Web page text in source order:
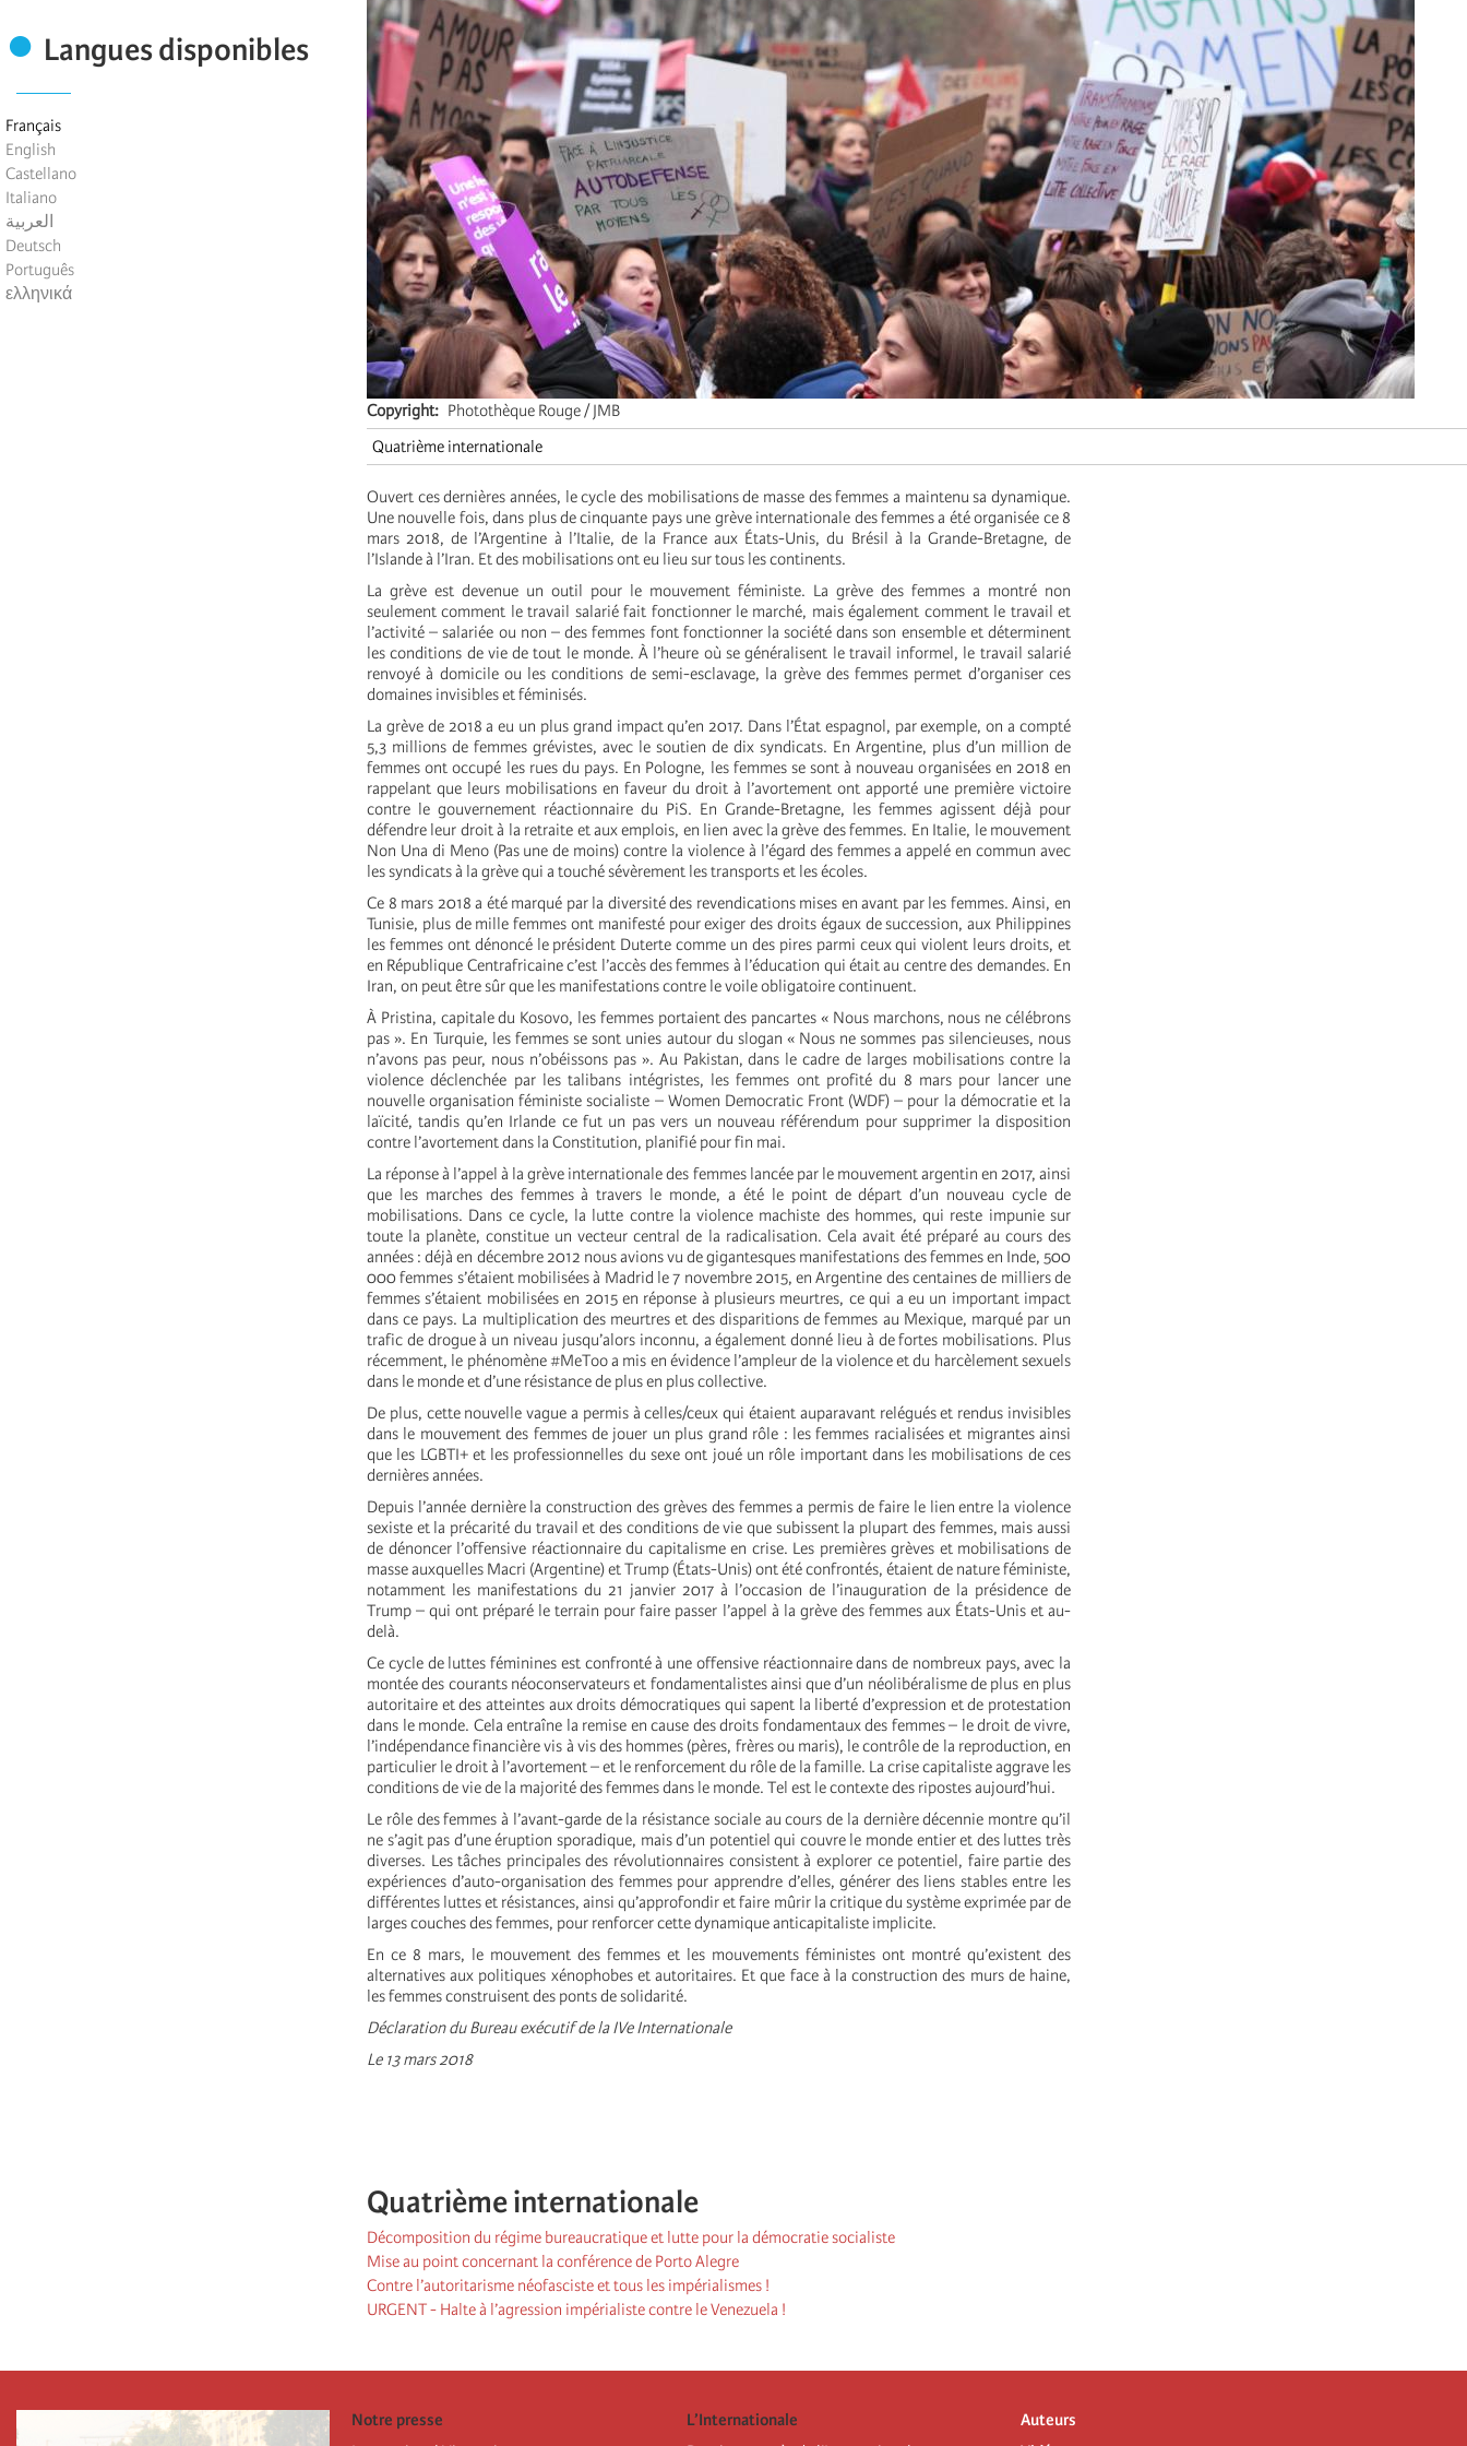
Langues disponibles
Français
English
Castellano
Italiano
العربية
Deutsch
Português
ελληνικά
Copyright
Photothèque Rouge / JMB
Quatrième internationale
Ouvert ces dernières années, le cycle des mobilisations de masse des femmes a maintenu sa dynamique.
Une nouvelle fois, dans plus de cinquante pays une grève internationale des femmes a été organisée ce 8
mars 2018, de l’Argentine à l’Italie, de la France aux États-Unis, du Brésil à la Grande-Bretagne, de
l’Islande à l’Iran. Et des mobilisations ont eu lieu sur tous les continents.
La grève est devenue un outil pour le mouvement féministe. La grève des femmes a montré non
seulement comment le travail salarié fait fonctionner le marché, mais également comment le travail et
l’activité – salariée ou non – des femmes font fonctionner la société dans son ensemble et déterminent
les conditions de vie de tout le monde. À l’heure où se généralisent le travail informel, le travail salarié
renvoyé à domicile ou les conditions de semi-esclavage, la grève des femmes permet d’organiser ces
domaines invisibles et féminisés.
La grève de 2018 a eu un plus grand impact qu’en 2017. Dans l’État espagnol, par exemple, on a compté
5,3 millions de femmes grévistes, avec le soutien de dix syndicats. En Argentine, plus d’un million de
femmes ont occupé les rues du pays. En Pologne, les femmes se sont à nouveau organisées en 2018 en
rappelant que leurs mobilisations en faveur du droit à l’avortement ont apporté une première victoire
contre le gouvernement réactionnaire du PiS. En Grande-Bretagne, les femmes agissent déjà pour
défendre leur droit à la retraite et aux emplois, en lien avec la grève des femmes. En Italie, le mouvement
Non Una di Meno (Pas une de moins) contre la violence à l’égard des femmes a appelé en commun avec
les syndicats à la grève qui a touché sévèrement les transports et les écoles.
Ce 8 mars 2018 a été marqué par la diversité des revendications mises en avant par les femmes. Ainsi, en
Tunisie, plus de mille femmes ont manifesté pour exiger des droits égaux de succession, aux Philippines
les femmes ont dénoncé le président Duterte comme un des pires parmi ceux qui violent leurs droits, et
en République Centrafricaine c’est l’accès des femmes à l’éducation qui était au centre des demandes. En
Iran, on peut être sûr que les manifestations contre le voile obligatoire continuent.
À Pristina, capitale du Kosovo, les femmes portaient des pancartes « Nous marchons, nous ne célébrons
pas ». En Turquie, les femmes se sont unies autour du slogan « Nous ne sommes pas silencieuses, nous
n’avons pas peur, nous n’obéissons pas ». Au Pakistan, dans le cadre de larges mobilisations contre la
violence déclenchée par les talibans intégristes, les femmes ont profité du 8 mars pour lancer une
nouvelle organisation féministe socialiste – Women Democratic Front (WDF) – pour la démocratie et la
laïcité, tandis qu’en Irlande ce fut un pas vers un nouveau référendum pour supprimer la disposition
contre l’avortement dans la Constitution, planifié pour fin mai.
La réponse à l’appel à la grève internationale des femmes lancée par le mouvement argentin en 2017, ainsi
que les marches des femmes à travers le monde, a été le point de départ d’un nouveau cycle de
mobilisations. Dans ce cycle, la lutte contre la violence machiste des hommes, qui reste impunie sur
toute la planète, constitue un vecteur central de la radicalisation. Cela avait été préparé au cours des
années : déjà en décembre 2012 nous avions vu de gigantesques manifestations des femmes en Inde, 500
000 femmes s’étaient mobilisées à Madrid le 7 novembre 2015, en Argentine des centaines de milliers de
femmes s’étaient mobilisées en 2015 en réponse à plusieurs meurtres, ce qui a eu un important impact
dans ce pays. La multiplication des meurtres et des disparitions de femmes au Mexique, marqué par un
trafic de drogue à un niveau jusqu’alors inconnu, a également donné lieu à de fortes mobilisations. Plus
récemment, le phénomène #MeToo a mis en évidence l’ampleur de la violence et du harcèlement sexuels
dans le monde et d’une résistance de plus en plus collective.
De plus, cette nouvelle vague a permis à celles/ceux qui étaient auparavant relégués et rendus invisibles
dans le mouvement des femmes de jouer un plus grand rôle : les femmes racialisées et migrantes ainsi
que les LGBTI+ et les professionnelles du sexe ont joué un rôle important dans les mobilisations de ces
dernières années.
Depuis l’année dernière la construction des grèves des femmes a permis de faire le lien entre la violence
sexiste et la précarité du travail et des conditions de vie que subissent la plupart des femmes, mais aussi
de dénoncer l’offensive réactionnaire du capitalisme en crise. Les premières grèves et mobilisations de
masse auxquelles Macri (Argentine) et Trump (États-Unis) ont été confrontés, étaient de nature féministe,
notamment les manifestations du 21 janvier 2017 à l’occasion de l’inauguration de la présidence de
Trump – qui ont préparé le terrain pour faire passer l’appel à la grève des femmes aux États-Unis et au-
delà.
Ce cycle de luttes féminines est confronté à une offensive réactionnaire dans de nombreux pays, avec la
montée des courants néoconservateurs et fondamentalistes ainsi que d’un néolibéralisme de plus en plus
autoritaire et des atteintes aux droits démocratiques qui sapent la liberté d’expression et de protestation
dans le monde. Cela entraîne la remise en cause des droits fondamentaux des femmes – le droit de vivre,
l’indépendance financière vis à vis des hommes (pères, frères ou maris), le contrôle de la reproduction, en
particulier le droit à l’avortement – et le renforcement du rôle de la famille. La crise capitaliste aggrave les
conditions de vie de la majorité des femmes dans le monde. Tel est le contexte des ripostes aujourd’hui.
Le rôle des femmes à l’avant-garde de la résistance sociale au cours de la dernière décennie montre qu’il
ne s’agit pas d’une éruption sporadique, mais d’un potentiel qui couvre le monde entier et des luttes très
diverses. Les tâches principales des révolutionnaires consistent à explorer ce potentiel, faire partie des
expériences d’auto-organisation des femmes pour apprendre d’elles, générer des liens stables entre les
différentes luttes et résistances, ainsi qu’approfondir et faire mûrir la critique du système exprimée par de
larges couches des femmes, pour renforcer cette dynamique anticapitaliste implicite.
En ce 8 mars, le mouvement des femmes et les mouvements féministes ont montré qu’existent des
alternatives aux politiques xénophobes et autoritaires. Et que face à la construction des murs de haine,
les femmes construisent des ponts de solidarité.
Déclaration du Bureau exécutif de la IVe Internationale
Le 13 mars 2018
Quatrième internationale
Décomposition du régime bureaucratique et lutte pour la démocratie socialiste
Mise au point concernant la conférence de Porto Alegre
Contre l’autoritarisme néofasciste et tous les impérialismes !
URGENT - Halte à l’agression impérialiste contre le Venezuela !
Notre presse
L’Internationale
Auteurs